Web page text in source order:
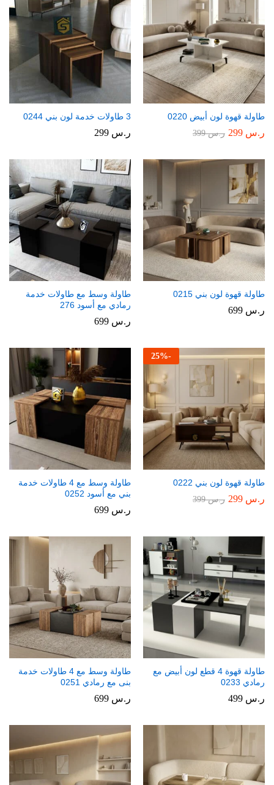
طاولة قهوة لون أبيض 0220
ر.س ر.س399
3 طاولات خدمة لون بني 0244
ر.س
طاولة قهوة لون بني 0215
ر.س
طاولة وسط مع طاولات خدمة
رمادي مع أسود 276
ر.س
-
25%
طاولة قهوة لون بني 0222
ر.س ر.س399
طاولة وسط مع 4 طاولات خدمة
بني مع أسود 0252
ر.س
طاولة قهوة 4 قطع لون أبيض مع
رمادي 0233
ر.س
طاولة وسط مع 4 طاولات خدمة
بنى مع رمادي 0251
ر.س